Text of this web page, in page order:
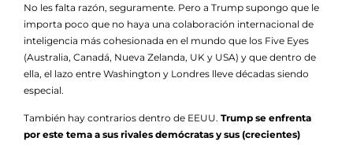
No les falta razón, seguramente. Pero a Trump supongo que le
importa poco que no haya una colaboración internacional de
inteligencia más cohesionada en el mundo que los Five Eyes
(Australia, Canadá, Nueva Zelanda, UK y USA) y que dentro de
ella, el lazo entre Washington y Londres lleve décadas siendo
especial.
También hay contrarios dentro de EEUU. Trump se enfrenta
por este tema a sus rivales demócratas y sus (crecientes)